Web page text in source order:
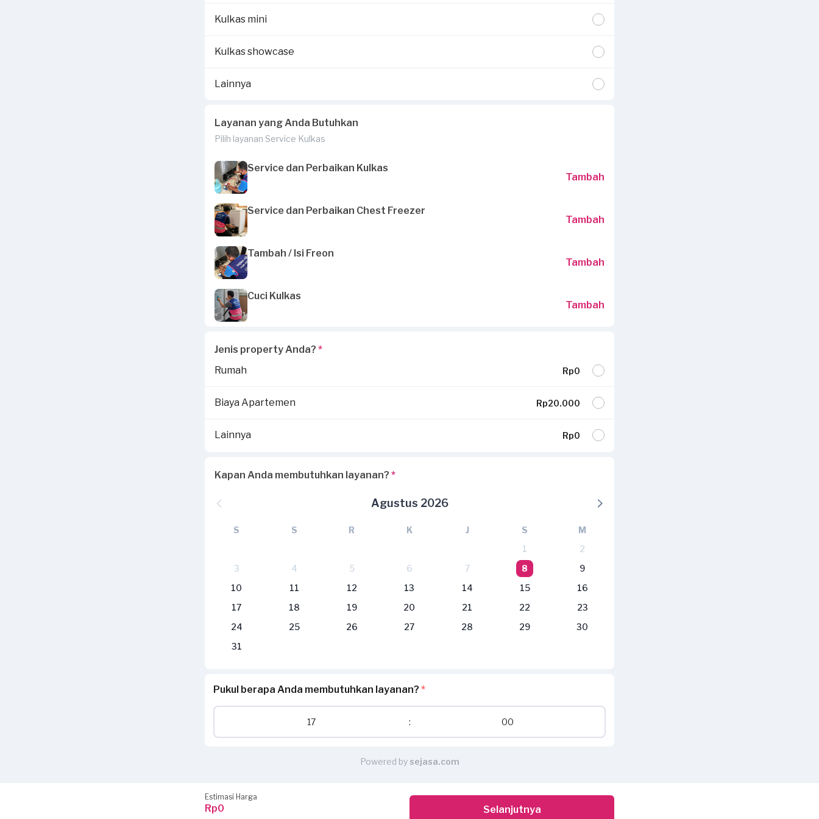
Kulkas mini
Kulkas showcase
Lainnya
Layanan yang Anda Butuhkan
Pilih layanan Service Kulkas
Service dan Perbaikan Kulkas
Tambah
Service dan Perbaikan Chest Freezer
Tambah
Tambah / Isi Freon
Tambah
Cuci Kulkas
Tambah
Jenis property Anda? *
Rumah
Rp0
Biaya Apartemen Rp20.000
Lainnya Rp0
Kapan Anda membutuhkan layanan? *
Agustus 2026
S S R K J S
M
1
2
3
4 5 6 7 8
9
10
11 12 13 14 15
16
17
18 19 20 21 22
23
24
25 26 27 28 29
30
31
Pukul berapa Anda membutuhkan layanan? *
17 : 00
Powered bysejasa.com
Estimasi Harga
Rp0 Selanjutnya